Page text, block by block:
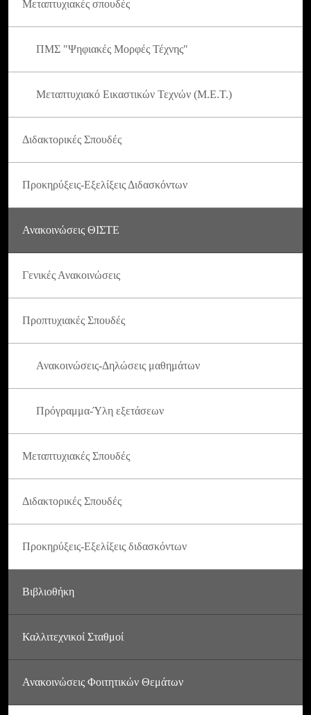
Μεταπτυχιακές σπουδές
ΠΜΣ "Ψηφιακές Μορφές Τέχνης"
Μεταπτυχιακό Εικαστικών Τεχνών (Μ.Ε.Τ.)
Διδακτορικές Σπουδές
Προκηρύξεις-Εξελίξεις Διδασκόντων
Ανακοινώσεις ΘΙΣΤΕ
Γενικές Ανακοινώσεις
Προπτυχιακές Σπουδές
Ανακοινώσεις-Δηλώσεις μαθημάτων
Πρόγραμμα-Ύλη εξετάσεων
Μεταπτυχιακές Σπουδές
Διδακτορικές Σπουδές
Προκηρύξεις-Εξελίξεις διδασκόντων
Βιβλιοθήκη
Καλλιτεχνικοί Σταθμοί
Ανακοινώσεις Φοιτητικών Θεμάτων